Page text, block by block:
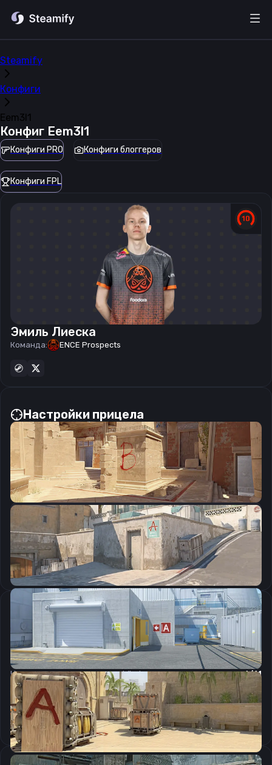
Steamify
Конфиги
Eem3l1
Конфиг Eem3l1
Конфиги PRO Конфиги блоггеров
Конфиги FPL
Эмиль Лиеска
Команда: ENCE Prospects
Настройки прицела
CSGO-V7PMf-UAZq8-SEqf5-HF5ok-BPSFE
Скопировать
Настройки мыши
DPI:
1000
Чувствительность мыши в зуме:
1
Чувствительность мыши в Windows:
6/11
Ускорение мыши:
0
m_rawinput:
1